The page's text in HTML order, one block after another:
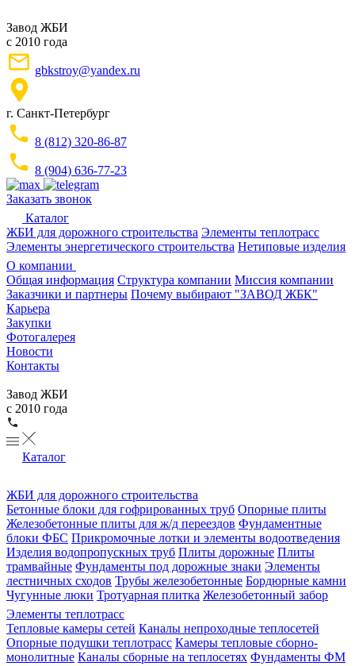
Завод ЖБИ
с 2010 года
gbkstroy@yandex.ru
г. Санкт-Петербург
8 (812) 320-86-87
8 (904) 636-77-23
Заказать звонок
Каталог
ЖБИ для дорожного строительства Элементы теплотрасс
Элементы энергетического строительства Нетиповые изделия
О компании
Общая информация Структура компании Миссия компании
Заказчики и партнеры Почему выбирают "ЗАВОД ЖБК"
Карьера
Закупки
Фотогалерея
Новости
Контакты
Завод ЖБИ
с 2010 года
Каталог
ЖБИ для дорожного строительства
Бетонные блоки для гофрированных труб Опорные плиты
Железобетонные плиты для ж/д переездов Фундаментные
блоки ФБС Прикромочные лотки и элементы водоотведения
Изделия водопропускных труб Плиты дорожные Плиты
трамвайные Фундаменты под дорожные знаки Элементы
лестничных сходов Трубы железобетонные Бордюрные камни
Чугунные люки Тротуарная плитка Железобетонный забор
Элементы теплотрасс
Тепловые камеры сетей Каналы непроходные теплосетей
Опорные подушки теплотрасс Камеры тепловые сборно-
монолитные Каналы сборные на теплосетях Фундаменты ФМ